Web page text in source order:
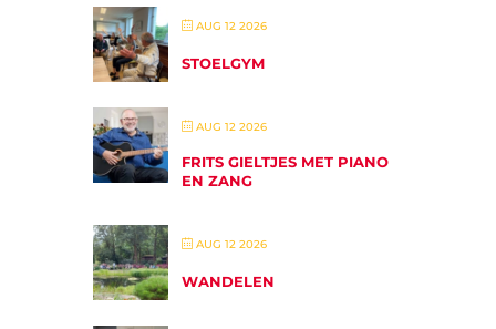
AUG 12 2026
STOELGYM
AUG 12 2026
FRITS GIELTJES MET PIANO
EN ZANG
AUG 12 2026
WANDELEN